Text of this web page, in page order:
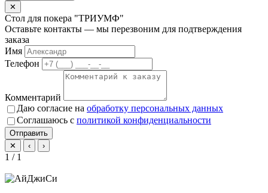
✕
Стол для покера "ТРИУМФ"
Оставьте контакты — мы перезвоним для подтверждения
заказа
Имя
Телефон
Комментарий
Даю согласие на обработку персональных данных
Соглашаюсь с политикой конфиденциальности
Отправить
✕
‹ ›
1 / 1